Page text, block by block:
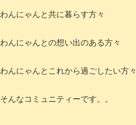
わんにゃんと共に暮らす方々
わんにゃんとの想い出のある方々
わんにゃんとこれから過ごしたい方々
そんなコミュニティーです。。